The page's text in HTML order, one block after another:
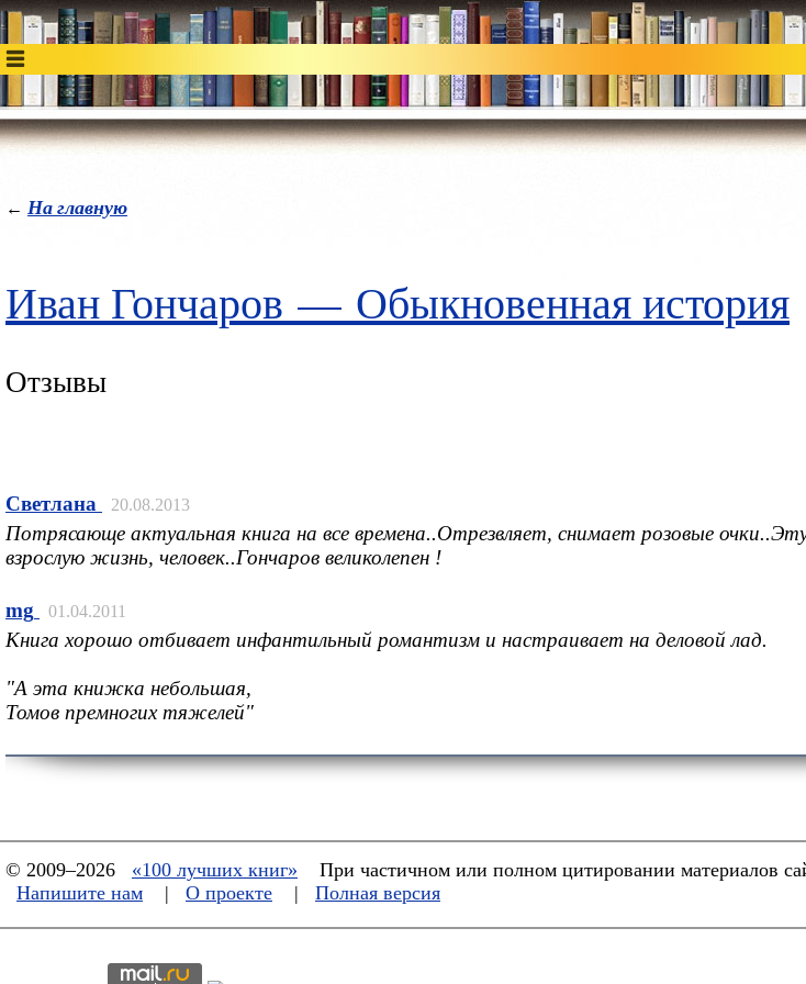
← На главную
Иван Гончаров — Обыкновенная история
Отзывы
Cветлана 20.08.2013
Потрясающе актуальная книга на все времена..Отрезвляет, снимает розовые
взрослую жизнь, человек..Гончаров великолепен !
mg 01.04.2011
Книга хорошо отбивает инфантильный романтизм и настраивает на деловой лад.
"А эта книжка небольшая,
Томов премногих тяжелей"
© 2009–2026 «100 лучших книг» При частичном или полном цитировании материалов
Напишите нам
| О проекте | Полная версия